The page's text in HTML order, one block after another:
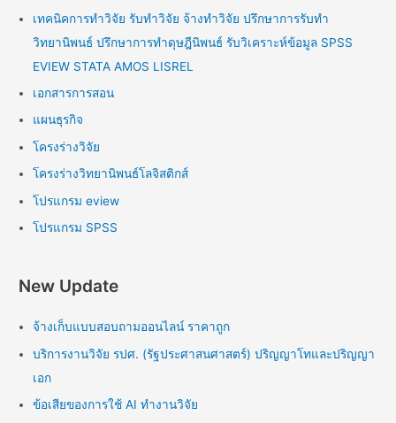
เทคนิคการทำวิจัย รับทำวิจัย จ้างทำวิจัย ปรึกษาการรับทำ
วิทยานิพนธ์ ปรึกษาการทำดุษฎีนิพนธ์ รับวิเคราะห์ข้อมูล SPSS
EVIEW STATA AMOS LISREL
เอกสารการสอน
แผนธุรกิจ
โครงร่างวิจัย
โครงร่างวิทยานิพนธ์โลจิสติกส์
โปรแกรม eview
โปรแกรม SPSS
New Update
จ้างเก็บแบบสอบถามออนไลน์ ราคาถูก
บริการงานวิจัย รปศ. (รัฐประศาสนศาสตร์) ปริญญาโทและปริญญา
เอก
ข้อเสียของการใช้ AI ทำงานวิจัย